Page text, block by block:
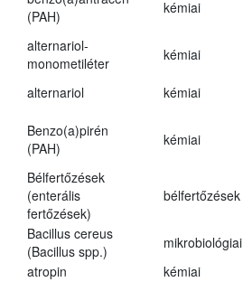
(PAH)
kémiai
alternariol-
monometiléter
kémiai
alternariol
kémiai
Benzo(a)pirén
(PAH)
kémiai
Bélfertőzések
(enterális
fertőzések)
bélfertőzések
Bacillus cereus
(Bacillus spp.)
mikrobiológiai
atropin
kémiai